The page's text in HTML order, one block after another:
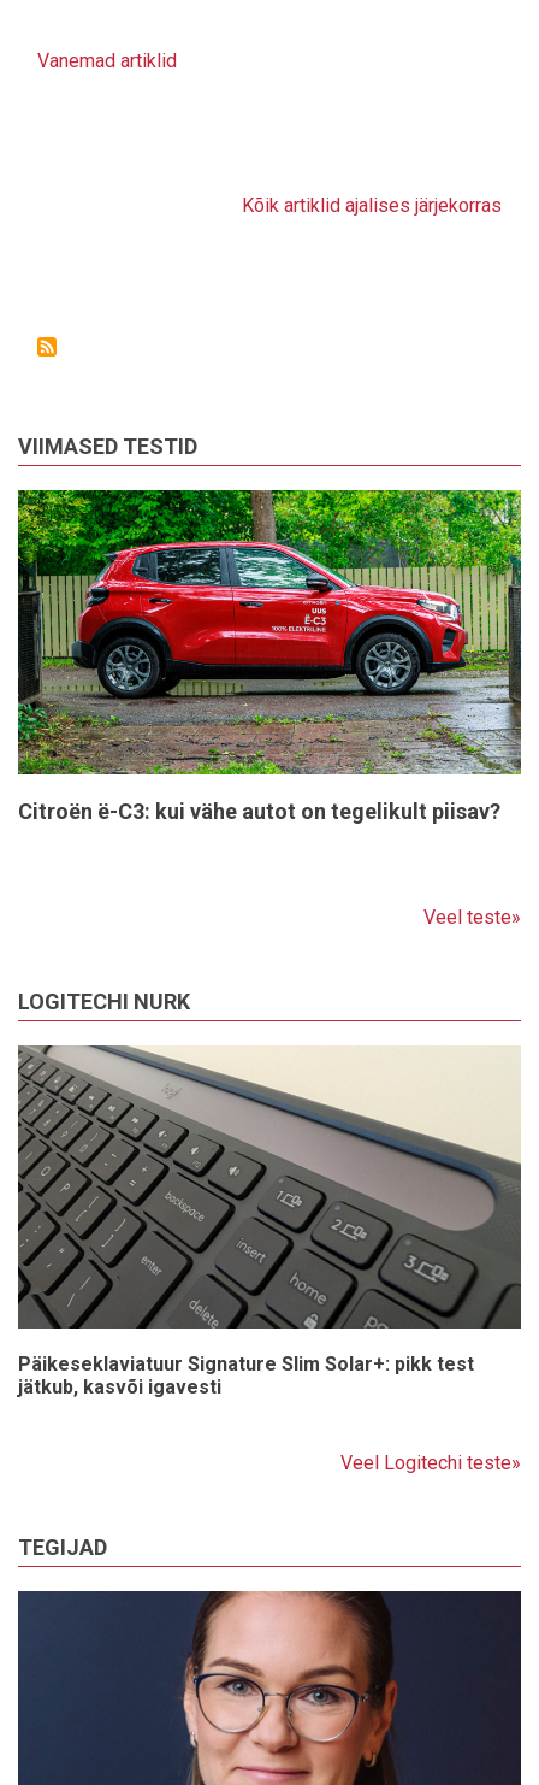
Vanemad artiklid
Kõik artiklid ajalises järjekorras
VIIMASED TESTID
Citroën ë-C3: kui vähe autot on tegelikult piisav?
Veel teste»
LOGITECHI NURK
Päikeseklaviatuur Signature Slim Solar+: pikk test
jätkub, kasvõi igavesti
Veel Logitechi teste»
TEGIJAD